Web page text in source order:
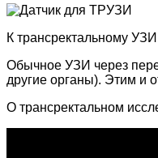
К трансректальному
Обычное УЗИ через
другие органы). Этим и
О трансректальном